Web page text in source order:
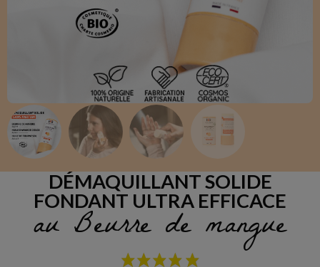
DÉMAQUILLANT SOLIDE
FONDANT ULTRA EFFICACE
au Beurre de mangue